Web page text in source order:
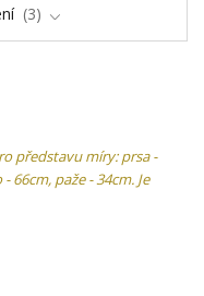
3
představu míry: prsa -
66cm, paže - 34cm. Je